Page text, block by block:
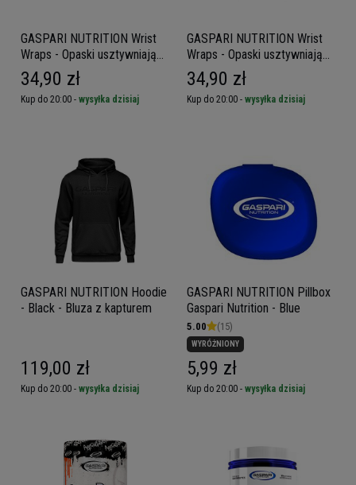
GASPARI NUTRITION Wrist
Wraps - Opaski usztywniające
na nadgarstki
34,90 zł
Kup do 20:00 - wysyłka dzisiaj
GASPARI NUTRITION Wrist
Wraps - Opaski usztywniające
na nadgarstki
34,90 zł
Kup do 20:00 - wysyłka dzisiaj
GASPARI NUTRITION Hoodie
- Black - Bluza z kapturem
119,00 zł
Kup do 20:00 - wysyłka dzisiaj
GASPARI NUTRITION Pillbox
Gaspari Nutrition - Blue
5.00 (15)
WYRÓŻNIONY
5,99 zł
Kup do 20:00 - wysyłka dzisiaj